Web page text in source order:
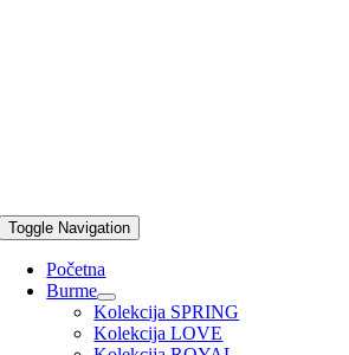
Toggle Navigation
Početna
Burme
Kolekcija SPRING
Kolekcija LOVE